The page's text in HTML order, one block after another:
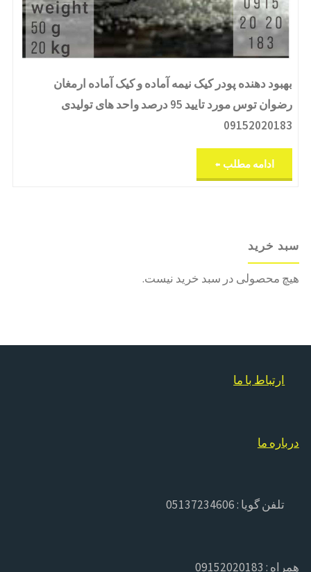
بهبود دهنده پودر کیک نیمه آماده و کیک آماده ارمغان
رضوان توس مورد تایید 95 درصد واحد های تولیدی
09152020183
ادامه مطلب
سبد خرید
هیچ محصولی در سبد خرید نیست.
ارتباط با ما
درباره ما
تلفن گویا : 05137234606
همراه : 09152020183